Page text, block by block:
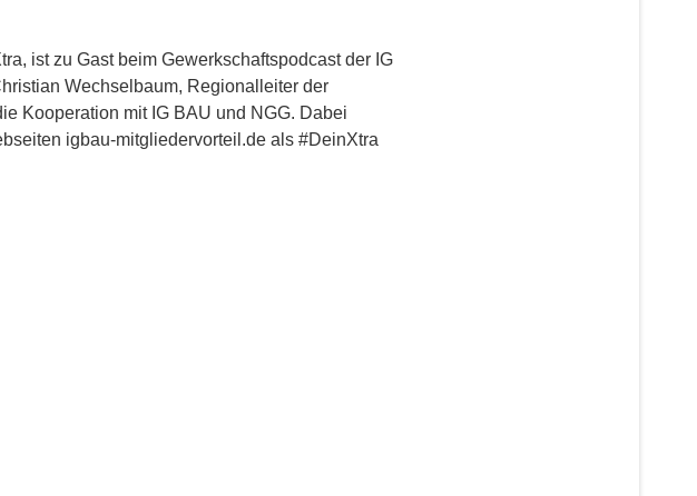
ist zu Gast beim Gewerkschaftspodcast der IG
Wechselbaum, Regionalleiter der
Kooperation mit IG BAU und NGG. Dabei
igbau-mitgliedervorteil.de als #DeinXtra